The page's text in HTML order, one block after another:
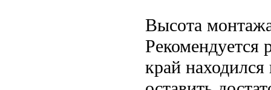
Высота
Рекомендуется
край